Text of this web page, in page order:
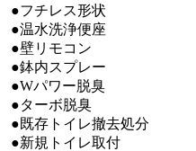
●フチレス形状
●温水洗浄便座
●壁リモコン
●鉢内スプレー
●Wパワー脱臭
●ターボ脱臭
●既存トイレ撤去処分
●新規トイレ取付